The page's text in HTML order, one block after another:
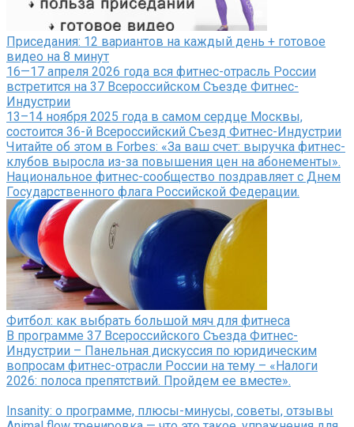
Приседания: 12 вариантов на каждый день + готовое
видео на 8 минут
16—17 апреля 2026 года вся фитнес-отрасль России
встретится на 37 Всероссийском Съезде Фитнес-
Индустрии
13–14 ноября 2025 года в самом сердце Москвы,
состоится 36-й Всероссийский Съезд Фитнес-Индустрии
Читайте об этом в Forbes: «За ваш счет: выручка фитнес-
клубов выросла из-за повышения цен на абонементы».
Национальное фитнес-сообщество поздравляет с Днем
Государственного флага Российской Федерации.
Фитбол: как выбрать большой мяч для фитнеса
В программе 37 Всероссийского Съезда Фитнес-
Индустрии – Панельная дискуссия по юридическим
вопросам фитнес-отрасли России на тему – «Налоги
2026: полоса препятствий. Пройдем ее вместе».
Insanity: о программе, плюсы-минусы, советы, отзывы